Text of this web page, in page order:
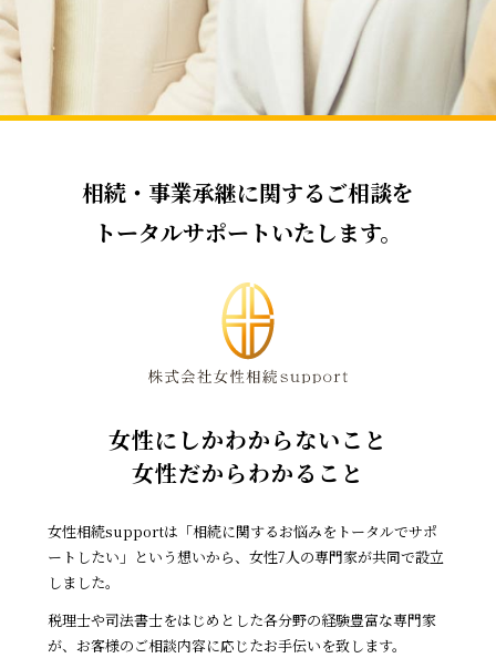
相続・事業承継に関するご相談を
トータルサポートいたします。
女性にしかわからないこと
女性だからわかること
女性相続supportは「相続に関するお悩みをトータルでサポ
ートしたい」 という想いから、女性7人の専門家が共同で設立
しました。
税理士や司法書士をはじめとした各分野の経験豊富な専門家
が、お客様のご相談内容に応じたお手伝いを致します。